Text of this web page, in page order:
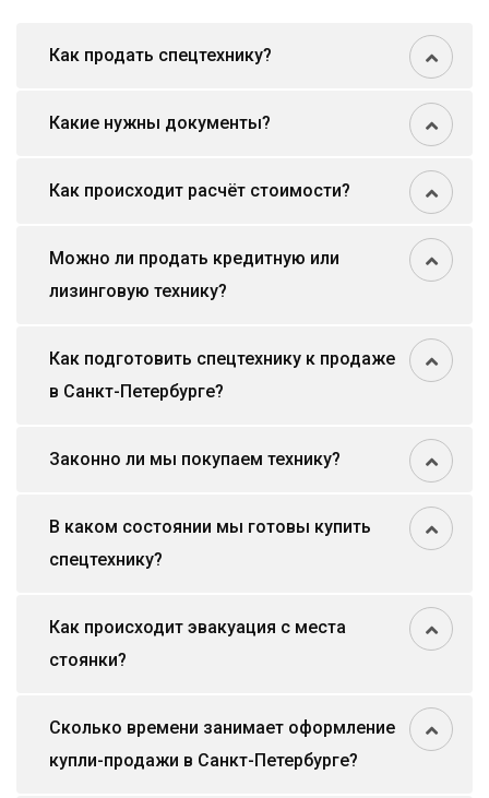
Как продать спецтехнику?
Какие нужны документы?
Как происходит расчёт стоимости?
Можно ли продать кредитную или
лизинговую технику?
Как подготовить спецтехнику к продаже
в Санкт-Петербурге?
Законно ли мы покупаем технику?
В каком состоянии мы готовы купить
спецтехнику?
Как происходит эвакуация с места
стоянки?
Сколько времени занимает оформление
купли-продажи в Санкт-Петербурге?